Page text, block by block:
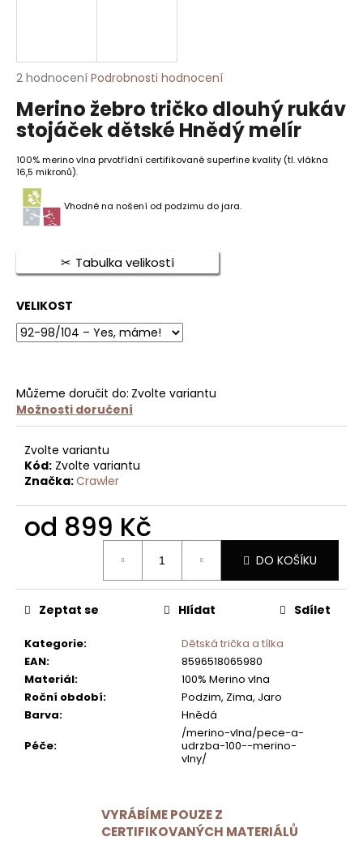
Průměrné
produktu
je
5,0
z
5
hvězdiček.
2 hodnocení Podrobnosti hodnocení
Merino žebro tričko dlouhý rukáv
stojáček dětské Hnědý melír
100% merino vlna prvotřídní certifikované superfine kvality (tl. vlákna
16,5 mikronů).
Vhodné na nošení od podzimu do jara.
Tabulka velikostí
VELIKOST
Můžeme doručit do: Zvolte variantu
Možnosti doručení
Zvolte variantu
Kód: Zvolte variantu
Značka:Crawler
od 899 Kč
DO KOŠÍKU
Kategorie:
Dětská trička a tílka
EAN:
8596518065980
Materiál:
100% Merino vlna
Roční období:
Podzim, Zima, Jaro
Barva:
Hnědá
Péče:
/merino-vlna/pece-a-
udrzba-100--merino-
vlny/
Zeptat se Hlídat Sdílet
VYRÁBÍME POUZE Z
CERTIFIKOVANÝCH MATERIÁLŮ
D
o
o
r
e
e
RUKÁV
TENKÉ
ANTRACITOVÁ
750
Kč